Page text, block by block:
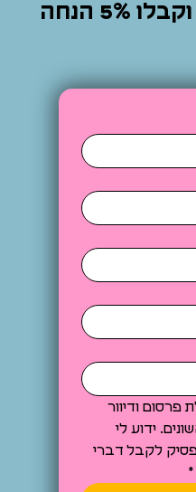
וקבלו 5% הנחה
אני מאשר/ת קבלת פרסום ודיוור
באמצעי המדיה השונים. ידוע לי
שאוכל לבקש להפסיק לקבל דברי
*